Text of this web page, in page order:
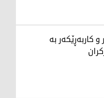
کاربەڕێکەر بە